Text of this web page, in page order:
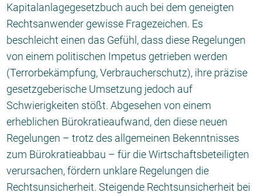
Kapitalanlagegesetzbuch auch bei dem geneigten
Rechtsanwender gewisse Fragezeichen. Es
beschleicht einen das Gefühl, dass diese Regelungen
von einem politischen Impetus getrieben werden
(Terrorbekämpfung, Verbraucherschutz), ihre präzise
gesetzgeberische Umsetzung jedoch auf
Schwierigkeiten stößt. Abgesehen von einem
erheblichen Bürokratieaufwand, den diese neuen
Regelungen – trotz des allgemeinen Bekenntnisses
zum Bürokratieabbau – für die Wirtschaftsbeteiligten
verursachen, fördern unklare Regelungen die
Rechtsunsicherheit. Steigende Rechtsunsicherheit bei